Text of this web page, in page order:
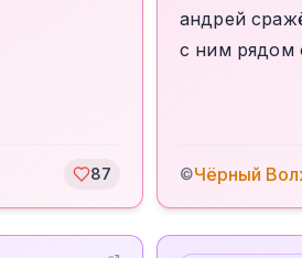
87
андрей
с ним рядом
©Чёрный